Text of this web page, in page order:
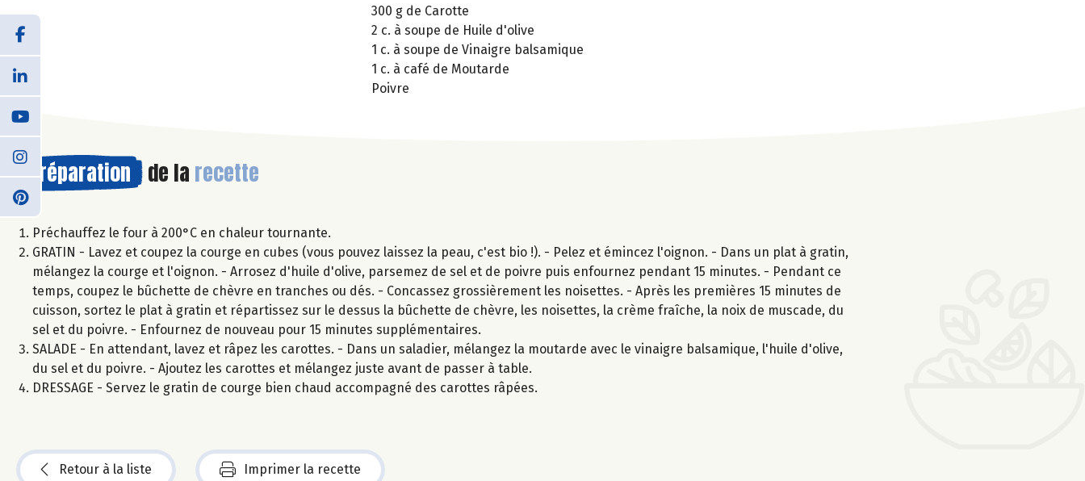
300 g de Carotte
2 c. à soupe de Huile d'olive
1 c. à soupe de Vinaigre balsamique
1 c. à café de Moutarde
Poivre
Préparation de la recette
Préchauffez le four à 200°C en chaleur tournante.
GRATIN - Lavez et coupez la courge en cubes (vous pouvez laissez la peau, c'est bio !). - Pelez et émincez l'oignon. - Dans un plat à gratin,
mélangez la courge et l'oignon. - Arrosez d'huile d'olive, parsemez de sel et de poivre puis enfournez pendant 15 minutes. - Pendant ce
temps, coupez le bûchette de chèvre en tranches ou dés. - Concassez grossièrement les noisettes. - Après les premières 15 minutes de
cuisson, sortez le plat à gratin et répartissez sur le dessus la bûchette de chèvre, les noisettes, la crème fraîche, la noix de muscade, du
sel et du poivre. - Enfournez de nouveau pour 15 minutes supplémentaires.
SALADE - En attendant, lavez et râpez les carottes. - Dans un saladier, mélangez la moutarde avec le vinaigre balsamique, l'huile d'olive,
du sel et du poivre. - Ajoutez les carottes et mélangez juste avant de passer à table.
DRESSAGE - Servez le gratin de courge bien chaud accompagné des carottes râpées.
Retour à la liste Imprimer la recette